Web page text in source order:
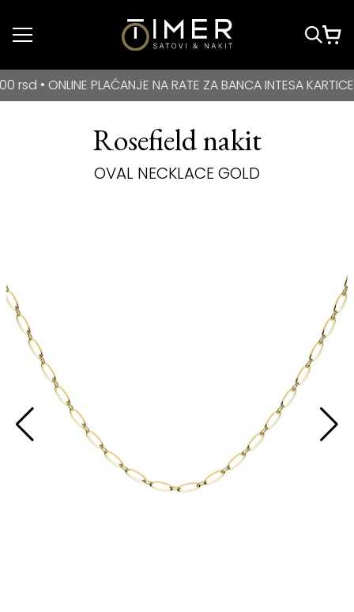
Idi do glavnog
BESPLATNA DOSTAVA za kupovine veće od 3000 rsd •
PLAĆANJE NA RATE ZA BANCA INTESA KARTICE
Rosefield nakit
OVAL NECKLACE GOLD